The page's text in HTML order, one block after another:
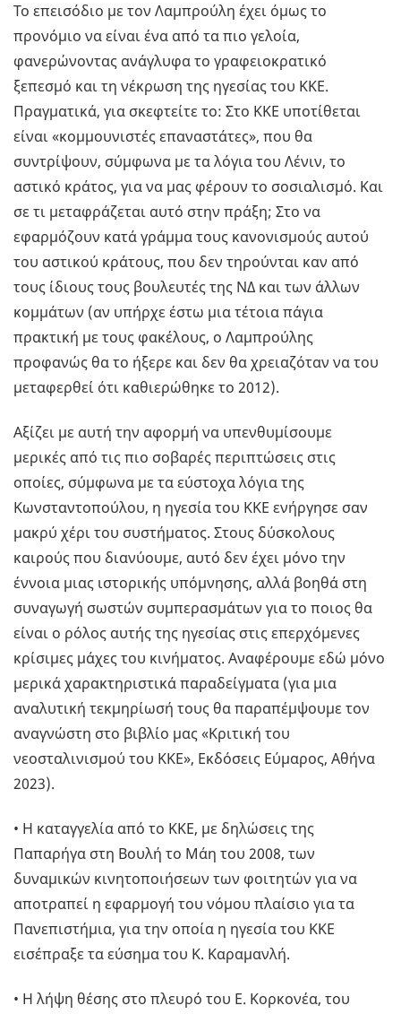
Το επεισόδιο με τον Λαμπρούλη έχει όμως το
προνόμιο να είναι ένα από τα πιο γελοία,
φανερώνοντας ανάγλυφα το γραφειοκρατικό
ξεπεσμό και τη νέκρωση της ηγεσίας του ΚΚΕ.
Πραγματικά, για σκεφτείτε το: Στο ΚΚΕ υποτίθεται
είναι «κομμουνιστές επαναστάτες», που θα
συντρίψουν, σύμφωνα με τα λόγια του Λένιν, το
αστικό κράτος, για να μας φέρουν το σοσιαλισμό. Και
σε τι μεταφράζεται αυτό στην πράξη; Στο να
εφαρμόζουν κατά γράμμα τους κανονισμούς αυτού
του αστικού κράτους, που δεν τηρούνται καν από
τους ίδιους τους βουλευτές της ΝΔ και των άλλων
κομμάτων (αν υπήρχε έστω μια τέτοια πάγια
πρακτική με τους φακέλους, ο Λαμπρούλης
προφανώς θα το ήξερε και δεν θα χρειαζόταν να του
μεταφερθεί ότι καθιερώθηκε το 2012).
Αξίζει με αυτή την αφορμή να υπενθυμίσουμε
μερικές από τις πιο σοβαρές περιπτώσεις στις
οποίες, σύμφωνα με τα εύστοχα λόγια της
Κωνσταντοπούλου, η ηγεσία του ΚΚΕ ενήργησε σαν
μακρύ χέρι του συστήματος. Στους δύσκολους
καιρούς που διανύουμε, αυτό δεν έχει μόνο την
έννοια μιας ιστορικής υπόμνησης, αλλά βοηθά στη
συναγωγή σωστών συμπερασμάτων για το ποιος θα
είναι ο ρόλος αυτής της ηγεσίας στις επερχόμενες
κρίσιμες μάχες του κινήματος. Αναφέρουμε εδώ μόνο
μερικά χαρακτηριστικά παραδείγματα (για μια
αναλυτική τεκμηρίωσή τους θα παραπέμψουμε τον
αναγνώστη στο βιβλίο μας «Κριτική του
νεοσταλινισμού του ΚΚΕ», Εκδόσεις Εύμαρος, Αθήνα
2023).
• Η καταγγελία από το ΚΚΕ, με δηλώσεις της
Παπαρήγα στη Βουλή το Μάη του 2008, των
δυναμικών κινητοποιήσεων των φοιτητών για να
αποτραπεί η εφαρμογή του νόμου πλαίσιο για τα
Πανεπιστήμια, για την οποία η ηγεσία του ΚΚΕ
εισέπραξε τα εύσημα του Κ. Καραμανλή.
• Η λήψη θέσης στο πλευρό του Ε. Κορκονέα, του